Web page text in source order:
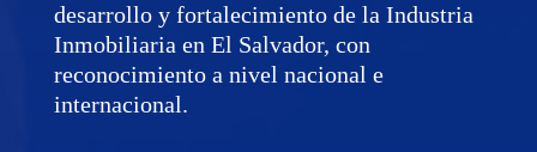
desarrollo y fortalecimiento de la Industria
Inmobiliaria en El Salvador, con
reconocimiento a nivel nacional e
internacional.